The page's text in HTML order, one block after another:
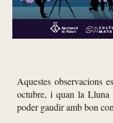
Aquestes observacions
octubre, i quan la Lluna
poder gaudir amb bon